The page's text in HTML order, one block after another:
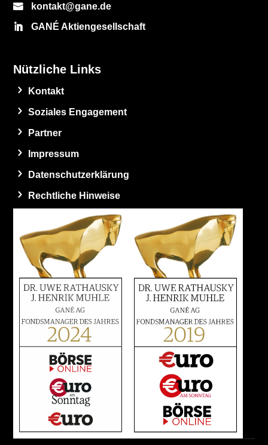
kontakt@gane.de
GANÉ Aktiengesellschaft
Nützliche Links
Kontakt
Soziales Engagement
Partner
Impressum
Datenschutzerklärung
Rechtliche Hinweise